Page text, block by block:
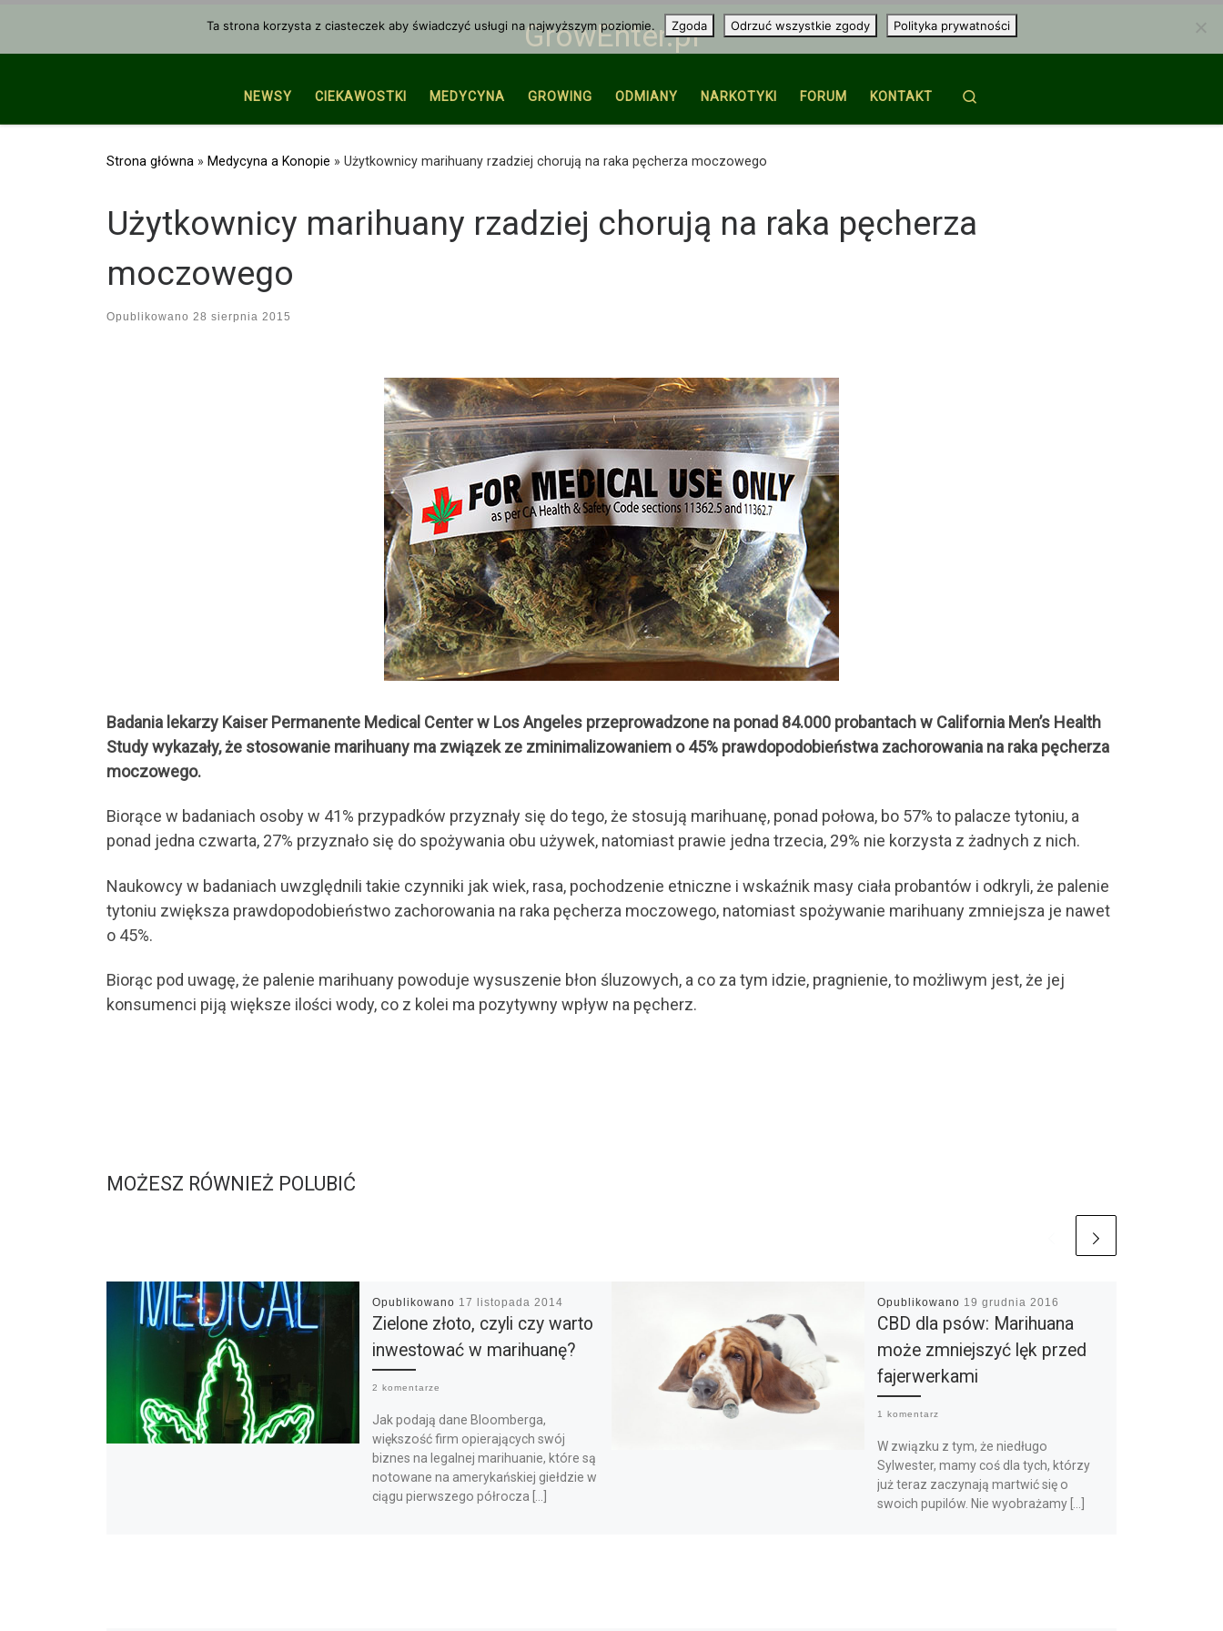
GrowEnter.pl
NEWSY CIEKAWOSTKI MEDYCYNA GROWING ODMIANY NARKOTYKI FORUM KONTAKT
Strona główna » Medycyna a Konopie » Użytkownicy marihuany rzadziej chorują na raka pęcherza moczowego
Użytkownicy marihuany rzadziej chorują na raka pęcherza
moczowego
Opublikowano 28 sierpnia 2015
Badania lekarzy Kaiser Permanente Medical Center w Los Angeles przeprowadzone na ponad 84.000 probantach w California Men’s Health
Study wykazały, że stosowanie marihuany ma związek ze zminimalizowaniem o 45% prawdopodobieństwa zachorowania na raka pęcherza
moczowego.
Biorące w badaniach osoby w 41% przypadków przyznały się do tego, że stosują marihuanę, ponad połowa, bo 57% to palacze tytoniu, a
ponad jedna czwarta, 27% przyznało się do spożywania obu używek, natomiast prawie jedna trzecia, 29% nie korzysta z żadnych z nich.
Naukowcy w badaniach uwzględnili takie czynniki jak wiek, rasa, pochodzenie etniczne i wskaźnik masy ciała probantów i odkryli, że palenie
tytoniu zwiększa prawdopodobieństwo zachorowania na raka pęcherza moczowego, natomiast spożywanie marihuany zmniejsza je nawet
o 45%.
Biorąc pod uwagę, że palenie marihuany powoduje wysuszenie błon śluzowych, a co za tym idzie, pragnienie, to możliwym jest, że jej
konsumenci piją większe ilości wody, co z kolei ma pozytywny wpływ na pęcherz.
MOŻESZ RÓWNIEŻ POLUBIĆ
Opublikowano 17 listopada 2014
Zielone złoto, czyli czy warto
inwestować w marihuanę?
2 komentarze
Jak podają dane Bloomberga,
większość firm opierających swój
biznes na legalnej marihuanie, które są
notowane na amerykańskiej giełdzie w
ciągu pierwszego półrocza […]
Opublikowano 19 grudnia 2016
CBD dla psów: Marihuana
może zmniejszyć lęk przed
fajerwerkami
1 komentarz
W związku z tym, że niedługo
Sylwester, mamy coś dla tych, którzy
już teraz zaczynają martwić się o
swoich pupilów. Nie wyobrażamy […]
Ta strona korzysta z ciasteczek aby świadczyć usługi na najwyższym poziomie. Zgoda Odrzuć wszystkie zgody Polityka prywatności